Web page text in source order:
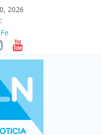
2026
en dos décadas y ya
kioscos: el sector
de exportaciones en
el papá de Leo
con remontada incluida